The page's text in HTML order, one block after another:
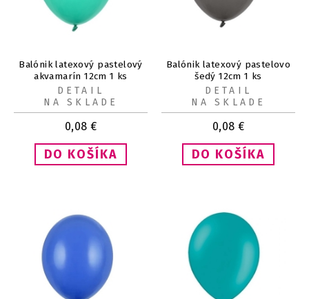
Balónik latexový pastelový
akvamarín 12cm 1 ks
0,08 €
DETAIL
NA SKLADE
Balónik latexový pastelovo
šedý 12cm 1 ks
0,08 €
DETAIL
NA SKLADE